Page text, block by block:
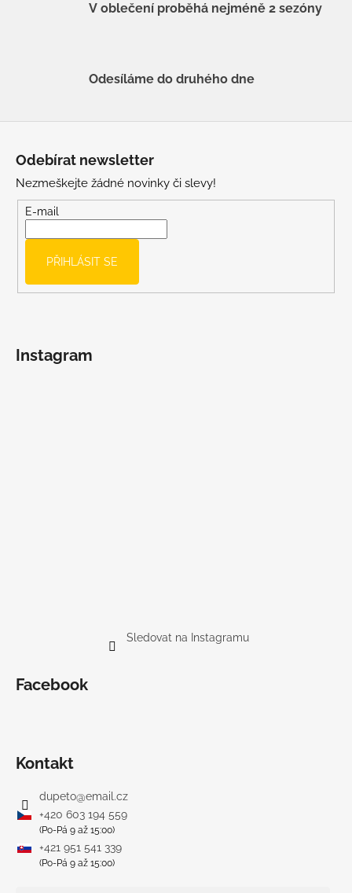
V oblečení proběhá nejméně 2 sezóny
Odesíláme do druhého dne
Odebírat newsletter
Nezmeškejte žádné novinky či slevy!
E-mail
PŘIHLÁSIT SE
Instagram
Sledovat na Instagramu
Facebook
Kontakt
dupeto@email.cz
+420 603 194 559
(Po-Pá 9 až 15:00)
+421 951 541 339
(Po-Pá 9 až 15:00)